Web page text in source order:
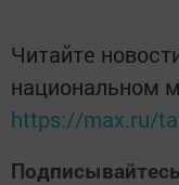
Читайте
национальном
https://max.ru/